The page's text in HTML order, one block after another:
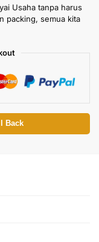
Usaha tanpa harus
packing, semua kita
Back